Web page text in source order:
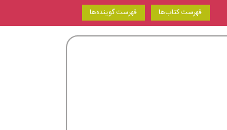
فهرست گوینده‌ها فهرست کتاب‌ها